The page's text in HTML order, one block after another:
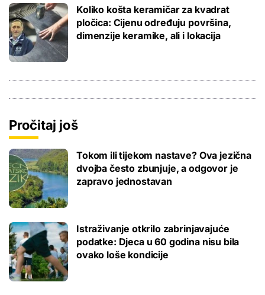
Koliko košta keramičar za kvadrat
pločica: Cijenu određuju površina,
dimenzije keramike, ali i lokacija
Pročitaj još
Tokom ili tijekom nastave? Ova jezična
dvojba često zbunjuje, a odgovor je
zapravo jednostavan
Istraživanje otkrilo zabrinjavajuće
podatke: Djeca u 60 godina nisu bila
ovako loše kondicije